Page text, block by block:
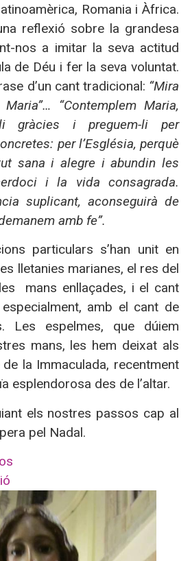
Romania i Àfrica.
reflexió sobre la grandesa
nos a imitar la seva actitud
de Déu i fer la seva voluntat.
d’un cant tradicional: “Mira
“Contemplem Maria,
li gràcies i preguem-li per
per l’Església, perquè
sana i alegre i abundin les
i la vida consagrada.
suplicant, aconseguirà de
amb fe”.
particulars s’han unit en
lletanies marianes, el res del
mans enllaçades, i el cant
amb el cant de
Les espelmes, que dúiem
mans, les hem deixat als
la Immaculada, recentment
esplendorosa des de l’altar.
els nostres passos cap al
pel Nadal.